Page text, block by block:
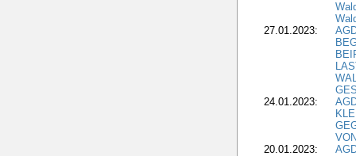
27.01.2023:
24.01.2023:
20.01.2023: